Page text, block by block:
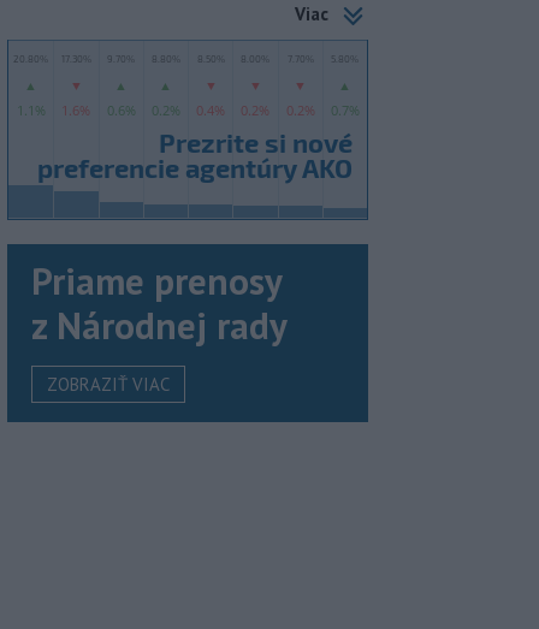
Viac
Priame prenosy
z Národnej rady
ZOBRAZIŤ VIAC